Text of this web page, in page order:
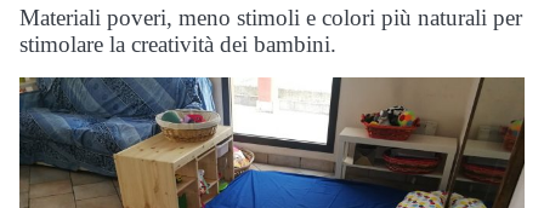
Materiali poveri, meno stimoli e colori più naturali per
stimolare la creatività dei bambini.